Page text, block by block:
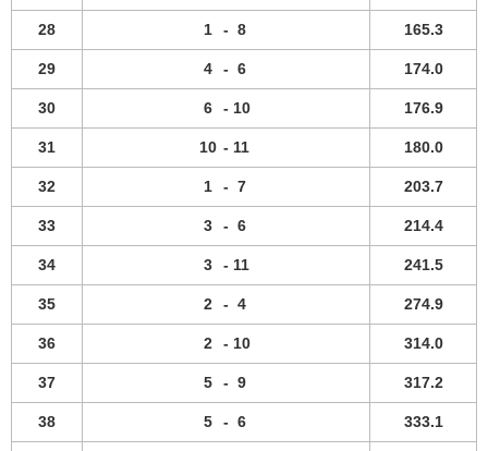
28 1 - 8 165.3
29 4 - 6 174.0
30 6 - 10 176.9
31 10 - 11 180.0
32 1 - 7 203.7
33 3 - 6 214.4
34 3 - 11 241.5
35 2 - 4 274.9
36 2 - 10 314.0
37 5 - 9 317.2
38 5 - 6 333.1